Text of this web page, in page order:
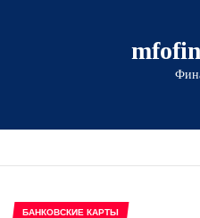
БАНКОВСКИЕ КАРТЫ